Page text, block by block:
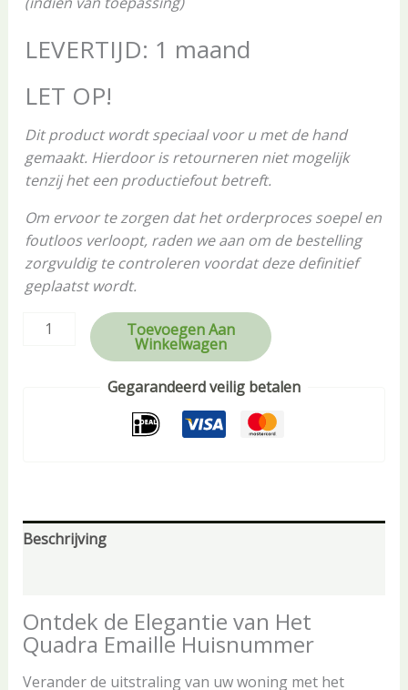
LEVERTIJD: 1 maand
LET OP!
Dit product wordt speciaal voor u met de hand
gemaakt. Hierdoor is retourneren niet mogelijk
tenzij het een productiefout betreft.
Om ervoor te zorgen dat het orderproces soepel en
foutloos verloopt, raden we aan om de bestelling
zorgvuldig te controleren voordat deze definitief
geplaatst wordt.
Toevoegen Aan
Winkelwagen
Gegarandeerd veilig betalen
Beschrijving
Ontdek de Elegantie van Het
Quadra Emaille Huisnummer
Verander de uitstraling van uw woning met het